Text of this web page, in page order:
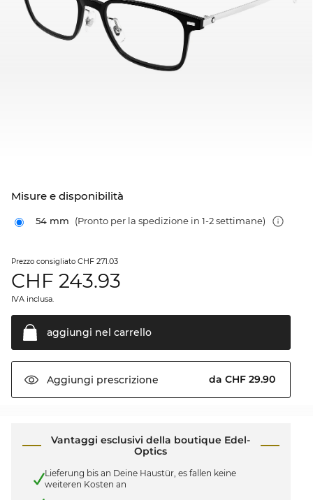
Misure e disponibilità
54 mm (Pronto per la spedizione in 1-2 settimane)
Prezzo consigliato CHF 271.03
CHF 243.93
IVA inclusa.
aggiungi nel carrello
Aggiungi prescrizione da CHF 29.90
Vantaggi esclusivi della boutique Edel-
Optics
Lieferung bis an Deine Haustür, es fallen keine
weiteren Kosten an